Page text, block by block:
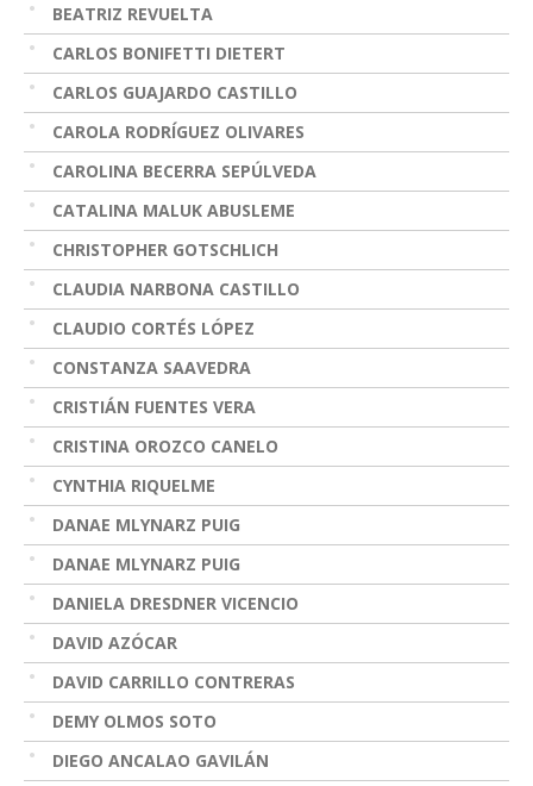
BEATRIZ REVUELTA
CARLOS BONIFETTI DIETERT
CARLOS GUAJARDO CASTILLO
CAROLA RODRÍGUEZ OLIVARES
CAROLINA BECERRA SEPÚLVEDA
CATALINA MALUK ABUSLEME
CHRISTOPHER GOTSCHLICH
CLAUDIA NARBONA CASTILLO
CLAUDIO CORTÉS LÓPEZ
CONSTANZA SAAVEDRA
CRISTIÁN FUENTES VERA
CRISTINA OROZCO CANELO
CYNTHIA RIQUELME
DANAE MLYNARZ PUIG
DANAE MLYNARZ PUIG
DANIELA DRESDNER VICENCIO
DAVID AZÓCAR
DAVID CARRILLO CONTRERAS
DEMY OLMOS SOTO
DIEGO ANCALAO GAVILÁN